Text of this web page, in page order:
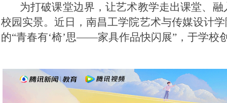
为打破课堂边界，让艺术教学走出课堂、
校园实景。近日，南昌工学院艺术与传媒设计
的“青春有‘椅’思——家具作品快闪展”，于学校